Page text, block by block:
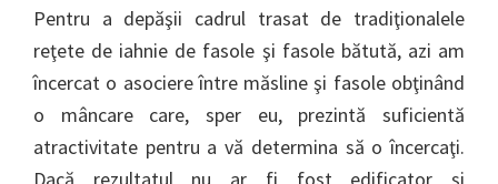
Pentru a depăşii cadrul trasat de tradiţionalele
reţete de iahnie de fasole şi fasole bătută, azi am
încercat o asociere între măsline şi fasole obţinând
o mâncare care, sper eu, prezintă suficientă
atractivitate pentru a vă determina să o încercaţi.